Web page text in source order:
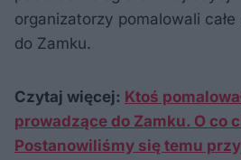
organizatorzy pomalowali
do Zamku.
Czytaj więcej: Ktoś
prowadzące do Zamku. O co
Postanowiliśmy się temu